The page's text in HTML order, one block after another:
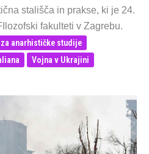
stališča in prakse, ki je 24.
fakulteti v Zagrebu.
za anarhističke studije
Vojna v Ukrajini